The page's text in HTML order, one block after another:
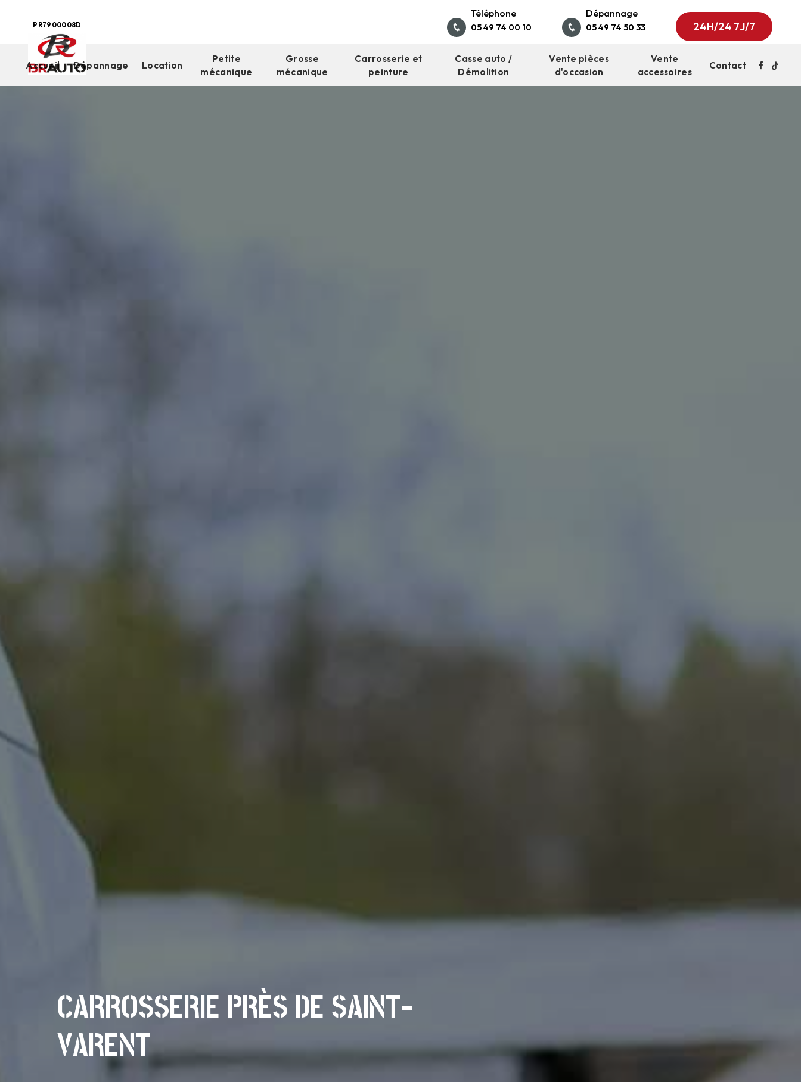
PR7900008D
Téléphone
05 49 74 00 10
Dépannage
05 49 74 50 33 24H/24 7J/7
Accueil Dépannage Location
Petite
mécanique
Grosse
mécanique
Carrosserie et
peinture
Casse auto /
Démolition
Vente pièces
d'occasion
Vente
accessoires
Contact
CARROSSERIE PRÈS DE SAINT-
VARENT